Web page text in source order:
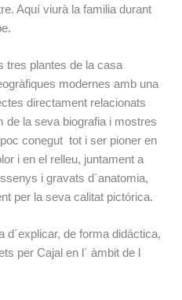
Aquí viurà la familia durant
tres plantes de la casa
modernes amb una
directament relacionats
de la seva biografia i mostres
conegut tot i ser pioner en
i en el relleu, juntament a
i gravats d´anatomia,
per la seva calitat pictórica.
d´explicar, de forma didáctica,
per Cajal en l´ àmbit de l